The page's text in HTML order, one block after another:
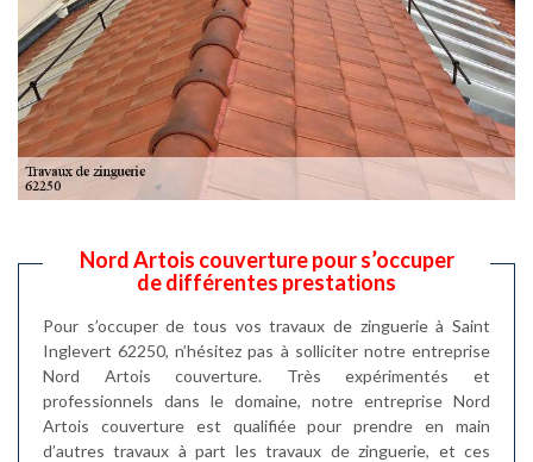
Nord Artois couverture pour s’occuper
de différentes prestations
Pour s’occuper de tous vos travaux de zinguerie à Saint
Inglevert 62250, n’hésitez pas à solliciter notre entreprise
Nord Artois couverture. Très expérimentés et
professionnels dans le domaine, notre entreprise Nord
Artois couverture est qualifiée pour prendre en main
d’autres travaux à part les travaux de zinguerie, et ces